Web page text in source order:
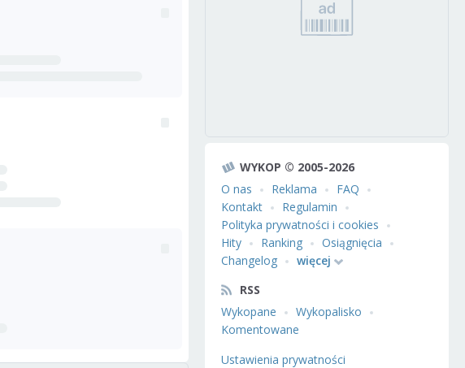
WYKOP © 2005-2026
O nas
Reklama
FAQ
Kontakt
Regulamin
Polityka prywatności i cookies
Hity
Ranking
Osiągnięcia
Changelog
więcej
RSS
Wykopane
Wykopalisko
Komentowane
Ustawienia prywatności